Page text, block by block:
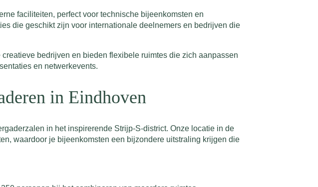
faciliteiten, perfect voor technische bijeenkomsten en
die geschikt zijn voor internationale deelnemers en bedrijven die
bedrijven en bieden flexibele ruimtes die zich aanpassen
en netwerkevents.
in Eindhoven
in het inspirerende Strijp-S-district. Onze locatie in de
waardoor je bijeenkomsten een bijzondere uitstraling krijgen die